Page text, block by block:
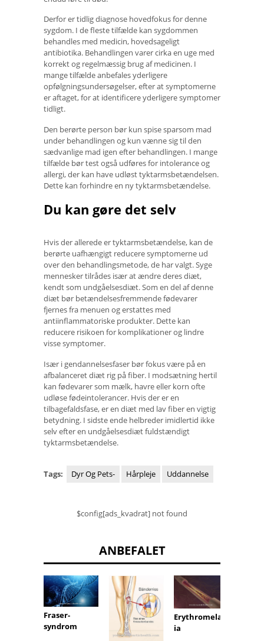
Derfor er tidlig diagnose hovedfokus for denne
sygdom. I de fleste tilfælde kan sygdommen
behandles med medicin, hovedsageligt
antibiotika. Behandlingen varer cirka en uge med
korrekt og regelmæssig brug af medicinen. I
mange tilfælde anbefales yderligere
opfølgningsundersøgelser, efter at symptomerne
er aftaget, for at identificere yderligere symptomer
tidligt.
Den berørte person bør kun spise sparsom mad
under behandlingen og kun vænne sig til den
sædvanlige mad igen efter behandlingen. I mange
tilfælde bør test også udføres for intolerance og
allergi, der kan have udløst tyktarmsbetændelsen.
Dette kan forhindre en ny tyktarmsbetændelse.
Du kan gøre det selv
Hvis der allerede er tyktarmsbetændelse, kan de
berørte uafhængigt reducere symptomerne ud
over den behandlingsmetode, de har valgt. Syge
mennesker tilrådes især at ændre deres diæt,
kendt som undgåelsesdiæt. Som en del af denne
diæt bør betændelsesfremmende fødevarer
fjernes fra menuen og erstattes med
antiinflammatoriske produkter. Dette kan
reducere risikoen for komplikationer og lindre
visse symptomer.
Især i gendannelsesfaser bør fokus være på en
afbalanceret diæt rig på fiber. I modsætning hertil
kan fødevarer som mælk, havre eller korn ofte
udløse fødeintolerancer. Hvis der er en
tilbagefaldsfase, er en diæt med lav fiber en vigtig
betydning. I sidste ende helbreder imidlertid ikke
selv efter en undgåelsesdiæt fuldstændigt
tyktarmsbetændelse.
Tags: Dyr Og Pets- Hårpleje Uddannelse
$config[ads_kvadrat] not found
ANBEFALET
Fraser-
syndrom
Erythromelalg
ia